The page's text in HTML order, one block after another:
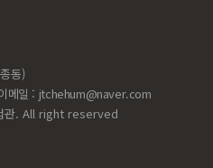
동)
메일 : jtchehum@naver.com
관. All right reserved